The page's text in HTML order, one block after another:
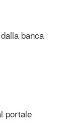
banca
portale